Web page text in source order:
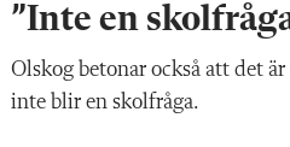
”Inte en
Olskog betonar också att det
inte blir en skolfråga.